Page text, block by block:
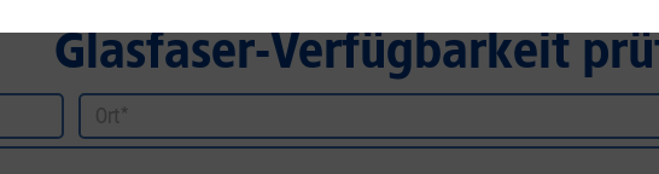
Glasfaser-Verfügbarkeit